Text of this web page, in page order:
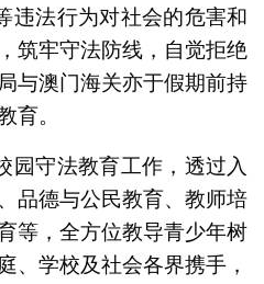
违法行为对社会的危害和
筑牢守法防线，自觉拒绝
与澳门海关亦于假期前持
育。
园守法教育工作，透过入
品德与公民教育、教师培
等，全方位教导青少年树
、学校及社会各界携手，